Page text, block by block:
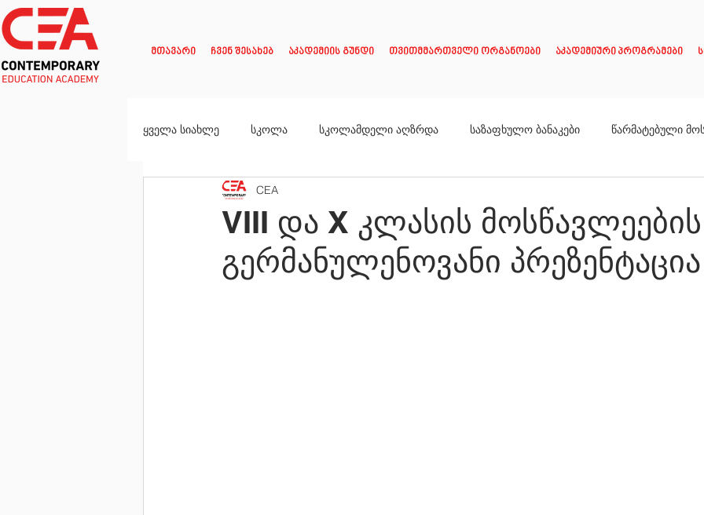
მთავარი ჩვენ შესახებ აკადემიის გუნდი თვითმმართველი ორგანოები აკადემიური პროგრამები
ყველა სიახლე სკოლა სკოლამდელი აღზრდა საზაფხულო ბანაკები წარმატებული
VIII და X კლასის მოსწავლეების
გერმანულენოვანი პრეზენტაცია
CEA